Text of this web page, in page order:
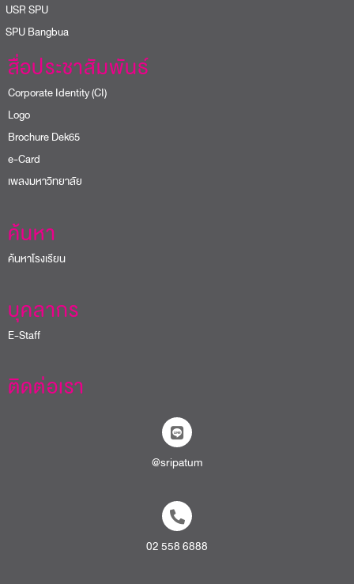
SPU
Bangbua
สื่อประชาสัมพันธ์
Corporate Identity (CI)
Logo
Brochure Dek65
e-Card
เพลงมหาวิทยาลัย
ค้นหา
ค้นหาโรงเรียน
บุคลากร
E-Staff
ติดต่อเรา
@sripatum
02 558 6888